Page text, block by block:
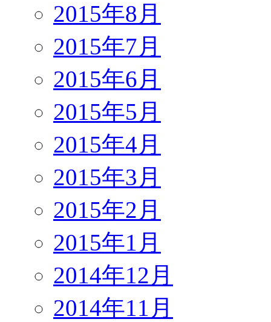
2015年8月
2015年7月
2015年6月
2015年5月
2015年4月
2015年3月
2015年2月
2015年1月
2014年12月
2014年11月